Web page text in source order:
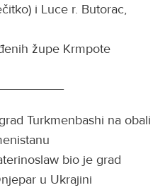
i Luce r. Butorac,
župe Krmpote
Turkmenbashi na obali
bio je grad
u Ukrajini